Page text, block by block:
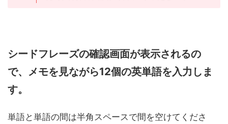
シードフレーズの確認画面が表示されるの
で、メモを見ながら12個の英単語を入力しま
す。
単語と単語の間は半角スペースで間を空けてくださ